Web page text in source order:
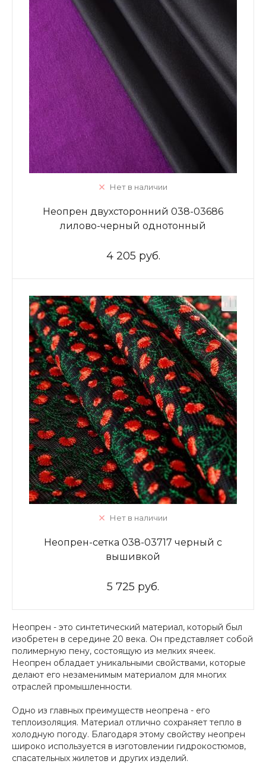
Нет в наличии
Неопрен двухсторонний 038-03686
лилово-черный однотонный
4 205 руб.
Нет в наличии
Неопрен-сетка 038-03717 черный с
вышивкой
5 725 руб.
Неопрен - это синтетический материал, который был
изобретен в середине 20 века. Он представляет собой
полимерную пену, состоящую из мелких ячеек.
Неопрен обладает уникальными свойствами, которые
делают его незаменимым материалом для многих
отраслей промышленности.
Одно из главных преимуществ неопрена - его
теплоизоляция. Материал отлично сохраняет тепло в
холодную погоду. Благодаря этому свойству неопрен
широко используется в изготовлении гидрокостюмов,
спасательных жилетов и других изделий.